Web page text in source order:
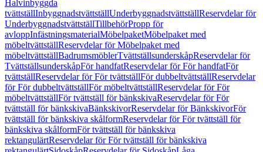
Halvinbyggda
tvättställInbyggnadstvättställUnderbyggnadstvättställReservdelar för
UnderbyggnadstvättställTillbehörPropp för
avloppInfästningsmaterialMöbelpaketMöbelpaket med
möbeltvättställReservdelar för Möbelpaket med
möbeltvättställBadrumsmöblerTvättställsunderskåpReservdelar för
TvättställsunderskåpFör handfatReservdelar för För handfatFör
tvättställReservdelar för För tvättställFör dubbeltvättställReservdelar
för För dubbeltvättställFör möbeltvättställReservdelar för För
möbeltvättställFör tvättställ för bänkskivaReservdelar för För
tvättställ för bänkskivaBänkskivorReservdelar för BänkskivorFör
tvättställ för bänkskiva skålformReservdelar för För tvättställ för
bänkskiva skålformFör tvättställ för bänkskiva
rektangulärtReservdelar för För tvättställ för bänkskiva